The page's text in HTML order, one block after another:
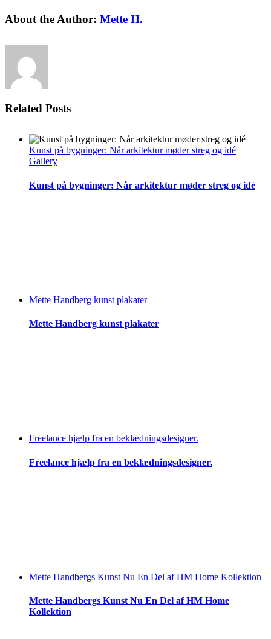
Facebook
Twitter
Linkedin
Reddit
Tumblr
Google+
Pinterest
Vk
Email
About the Author: Mette H.
Related Posts
Kunst på bygninger: Når arkitektur møder streg og idé
Gallery
Kunst på bygninger: Når arkitektur møder streg og idé
Mette Handberg kunst plakater
Mette Handberg kunst plakater
Freelance hjælp fra en beklædningsdesigner.
Freelance hjælp fra en beklædningsdesigner.
Mette Handbergs Kunst Nu En Del af HM Home Kollektion
Mette Handbergs Kunst Nu En Del af HM Home
Kollektion